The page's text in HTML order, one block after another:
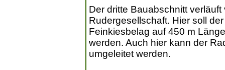
Der dritte Bauabschnitt
Rudergesellschaft. Hier soll
Feinkiesbelag auf 450 m
werden. Auch hier kann der
umgeleitet werden.